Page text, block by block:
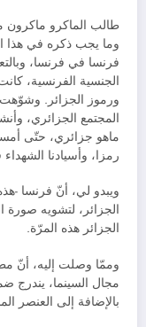
طالب الماكرو ماكرون
وما يجب ذكره في هذا
فرنسا في فرنسا،
الجنسية الفرنسية،
ورموز الجزائر. وشوّهت
المجتمع الجزائري،
ماهو جزائري، حتّى
رمزا، وأسيادنا
ويبدو لي، أنّ فرنسا -هذه
الجزائر، لتشويه صورة
الجزائر هذه المرّة.
وممّا وصلت إليه، أنّ
مجال السينما، يندرج
بالإضافة إلى العنصر